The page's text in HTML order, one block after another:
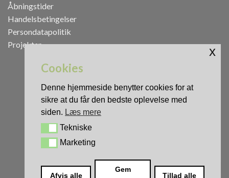
Åbningstider
Handelsbetingelser
Persondatapolitik
Projekter
Cookies
Denne hjemmeside benytter cookies for at
sikre at du får den bedste oplevelse med
siden. Læs mere
Tekniske
Tekniske
Marketing
Marketing
Afvis alle
Gem
Tillad alle
x